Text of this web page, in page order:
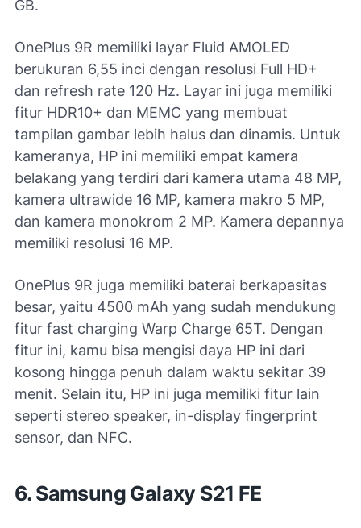
GB.
OnePlus 9R memiliki layar Fluid AMOLED
berukuran 6,55 inci dengan resolusi Full HD+
dan refresh rate 120 Hz. Layar ini juga memiliki
fitur HDR10+ dan MEMC yang membuat
tampilan gambar lebih halus dan dinamis. Untuk
kameranya, HP ini memiliki empat kamera
belakang yang terdiri dari kamera utama 48 MP,
kamera ultrawide 16 MP, kamera makro 5 MP,
dan kamera monokrom 2 MP. Kamera depannya
memiliki resolusi 16 MP.
OnePlus 9R juga memiliki baterai berkapasitas
besar, yaitu 4500 mAh yang sudah mendukung
fitur fast charging Warp Charge 65T. Dengan
fitur ini, kamu bisa mengisi daya HP ini dari
kosong hingga penuh dalam waktu sekitar 39
menit. Selain itu, HP ini juga memiliki fitur lain
seperti stereo speaker, in-display fingerprint
sensor, dan NFC.
6. Samsung Galaxy S21 FE